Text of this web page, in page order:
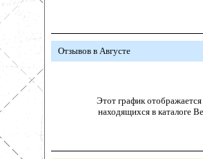
Отзывов в Августе
Этот график отображается
находящихся в каталоге